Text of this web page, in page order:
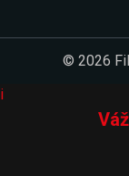
© 2026
i